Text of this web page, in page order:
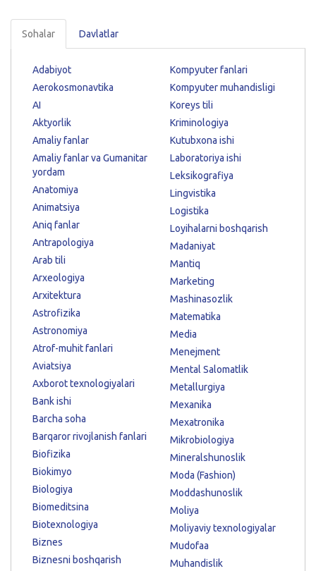
Sohalar Davlatlar
Adabiyot
Aerokosmonavtika
AI
Aktyorlik
Amaliy fanlar
Amaliy fanlar va Gumanitar
yordam
Anatomiya
Animatsiya
Aniq fanlar
Antrapologiya
Arab tili
Arxeologiya
Arxitektura
Astrofizika
Astronomiya
Atrof-muhit fanlari
Aviatsiya
Axborot texnologiyalari
Bank ishi
Barcha soha
Barqaror rivojlanish fanlari
Biofizika
Biokimyo
Biologiya
Biomeditsina
Biotexnologiya
Biznes
Biznesni boshqarish
Kompyuter fanlari
Kompyuter muhandisligi
Koreys tili
Kriminologiya
Kutubxona ishi
Laboratoriya ishi
Leksikografiya
Lingvistika
Logistika
Loyihalarni boshqarish
Madaniyat
Mantiq
Marketing
Mashinasozlik
Matematika
Media
Menejment
Mental Salomatlik
Metallurgiya
Mexanika
Mexatronika
Mikrobiologiya
Mineralshunoslik
Moda (Fashion)
Moddashunoslik
Moliya
Moliyaviy texnologiyalar
Mudofaa
Muhandislik